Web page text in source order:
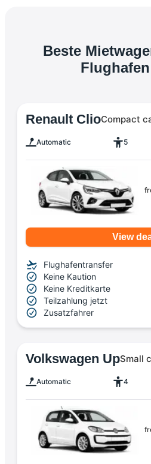
Beste
Renault ClioCompact
Automatic 5
View
Flughafentransfer
Keine Kaution
Keine Kreditkarte
Teilzahlung jetzt
Zusatzfahrer
Volkswagen UpSmall
Automatic 4